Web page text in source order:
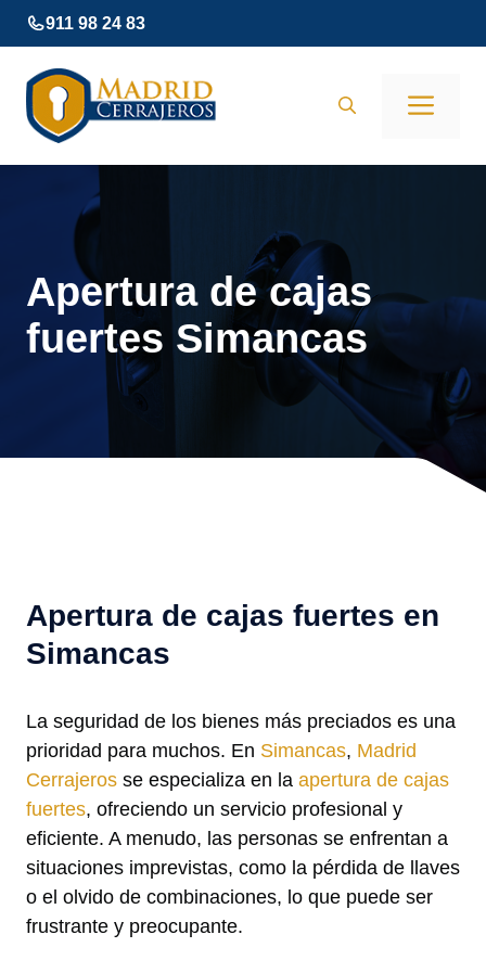
Saltar
al
contenido
911 98 24 83
Apertura de cajas
fuertes Simancas
Apertura de cajas fuertes en
Simancas
La seguridad de los bienes más preciados es una
prioridad para muchos. En Simancas, Madrid
Cerrajeros se especializa en la apertura de cajas
fuertes, ofreciendo un servicio profesional y
eficiente. A menudo, las personas se enfrentan a
situaciones imprevistas, como la pérdida de llaves
o el olvido de combinaciones, lo que puede ser
frustrante y preocupante.